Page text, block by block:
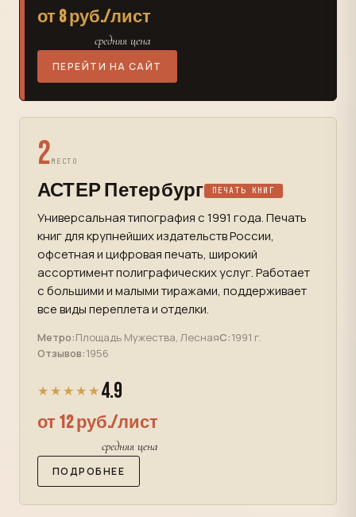
от 8 руб./лист
средняя цена
ПЕРЕЙТИ НА САЙТ
2МЕСТО
АСТЕР Петербург ПЕЧАТЬ КНИГ
Универсальная типография с 1991 года. Печать
книг для крупнейших издательств России,
офсетная и цифровая печать, широкий
ассортимент полиграфических услуг. Работает
с большими и малыми тиражами, поддерживает
все виды переплета и отделки.
Метро:Площадь Мужества, ЛеснаяС:1991 г.
Отзывов:1956
★★★★★ 4.9
от 12 руб./лист
средняя цена
ПОДРОБНЕЕ